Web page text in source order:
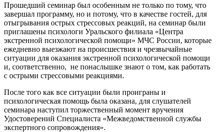
Прошедший семинар был особенным не только по тому, что
завершал программу, но и потому, что в качестве гостей, для
отыгрывания острых стрессовых реакций, на семинар были
приглашены психологи Уральского филиала «Центра
экстренной психологической помощи» МЧС России, которые
ежедневно выезжают на происшествия и чрезвычайные
ситуации для оказания экстренной психологической помощи
и, соответственно, не понаслышке знают о том, как работать
с острыми стрессовыми реакциями.
После того как все ситуации были проиграны и
психологическая помощь была оказана, для слушателей
семинара наступил торжественный момент вручения
Удостоверений Специалиста «Межведомственной службы
экспертного сопровождения».